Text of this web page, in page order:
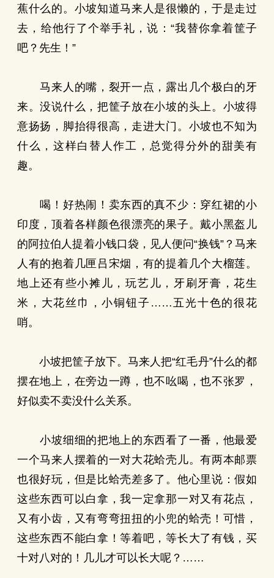
蕉什么的。小坡知道马来人是很懒的，于是走过
去，给他行了个举手礼，说：“我替你拿着筐子
吧？先生！”
马来人的嘴，裂开一点，露出几个极白的牙
来。没说什么，把筐子放在小坡的头上。小坡得
意扬扬，脚抬得很高，走进大门。小坡也不知为
什么，这样白替人作工，总觉得分外的甜美有
趣。
喝！好热闹！卖东西的真不少：穿红裙的小
印度，顶着各样颜色很漂亮的果子。戴小黑盔儿
的阿拉伯人提着小钱口袋，见人便问“换钱”？马来
人有的抱着几匣吕宋烟，有的提着几个大榴莲。
地上还有些小摊儿，玩艺儿，牙刷牙膏，花生
米，大花丝巾，小铜钮子……五光十色的很花
哨。
小坡把筐子放下。马来人把“红毛丹”什么的都
摆在地上，在旁边一蹲，也不吆喝，也不张罗，
好似卖不卖没什么关系。
小坡细细的把地上的东西看了一番，他最爱
一个马来人摆着的一对大花蛤壳儿。有两本邮票
也很好玩，但是比蛤壳差多了。他心里说：假如
这些东西可以白拿，我一定拿那一对又有花点，
又有小齿，又有弯弯扭扭的小兜的蛤壳！可惜，
这些东西不能白拿！等着吧，等长大了有钱，买
十对八对的！几儿才可以长大呢？……